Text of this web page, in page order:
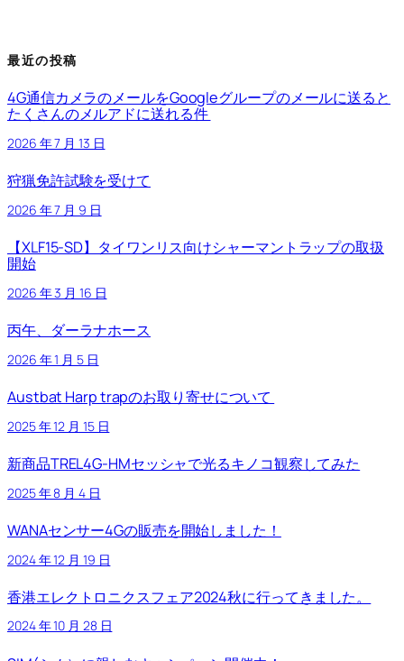
最近の投稿
4G通信カメラのメールをGoogleグループのメールに送ると
たくさんのメルアドに送れる件
2026 年 7 月 13 日
狩猟免許試験を受けて
2026 年 7 月 9 日
【XLF15-SD】タイワンリス向けシャーマントラップの取扱
開始
2026 年 3 月 16 日
丙午、ダーラナホース
2026 年 1 月 5 日
Austbat Harp trapのお取り寄せについて
2025 年 12 月 15 日
新商品TREL4G-HMセッシャで光るキノコ観察してみた
2025 年 8 月 4 日
WANAセンサー4Gの販売を開始しました！
2024 年 12 月 19 日
香港エレクトロニクスフェア2024秋に行ってきました。
2024 年 10 月 28 日